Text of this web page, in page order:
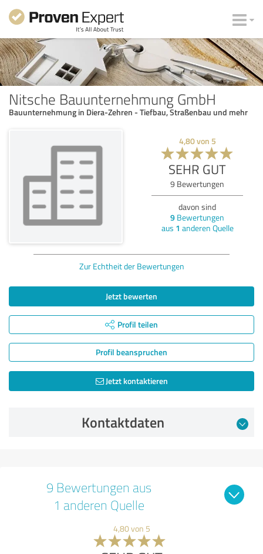
Nitsche Bauunternehmung GmbH
Bauunternehmung in Diera-Zehren - Tiefbau, Straßenbau und mehr
4,80von 5
SEHR GUT
9 Bewertungen
davon sind
9 Bewertungen
aus 1 anderen Quelle
Zur Echtheit der Bewertungen
Jetzt bewerten
Profil teilen
Profil beanspruchen
Jetzt kontaktieren
Kontaktdaten
9 Bewertungen aus
1 anderen Quelle
4,80 von 5